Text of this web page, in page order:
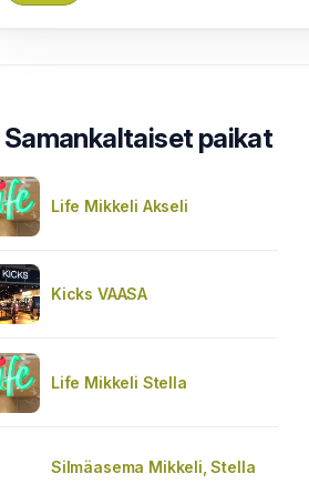
Samankaltaiset paikat
Life Mikkeli Akseli
Kicks VAASA
Life Mikkeli Stella
Silmäasema Mikkeli, Stella